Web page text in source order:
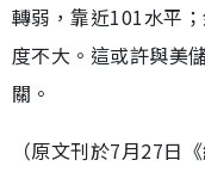
轉弱，靠近101水平
度不大。這或許與美
關。
（原文刊於7月27日《